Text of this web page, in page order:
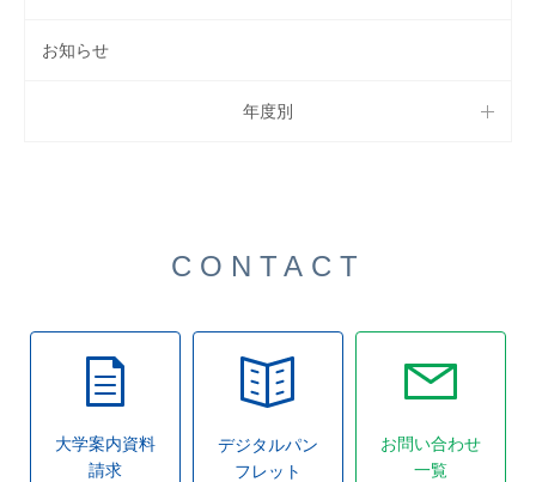
お知らせ
年度別
CONTACT
大学案内資料
請求
デジタルパン
フレット
お問い合わせ
一覧